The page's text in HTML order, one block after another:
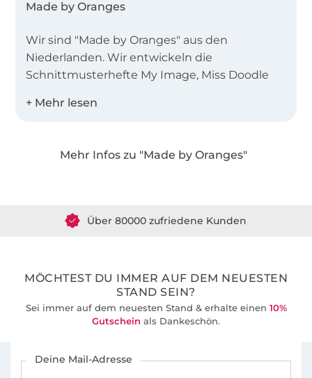
Made by Oranges
Wir sind "Made by Oranges" aus den
Niederlanden. Wir entwickeln die
Schnittmusterhefte My Image, Miss Doodle
Englisch, Niederländisch und Französisch an!
Mehr Infos zu "Made by Oranges"
MÖCHTEST DU IMMER AUF DEM NEUESTEN
STAND SEIN?
Sei immer auf dem neuesten Stand & erhalte einen 10%
Gutschein als Dankeschön.
Deine Mail-Adresse